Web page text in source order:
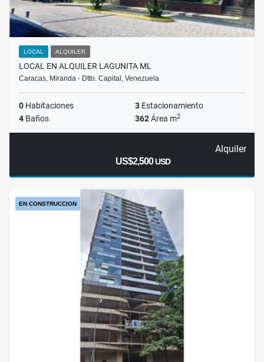
LOCAL ALQUILER
LOCAL EN ALQUILER LAGUNITA ML
Caracas, Miranda - Dtto. Capital, Venezuela
0 Habitaciones 3 Estacionamiento
4 Baños 362Área m2
Alquiler
US$2,500USD
EN CONSTRUCCION